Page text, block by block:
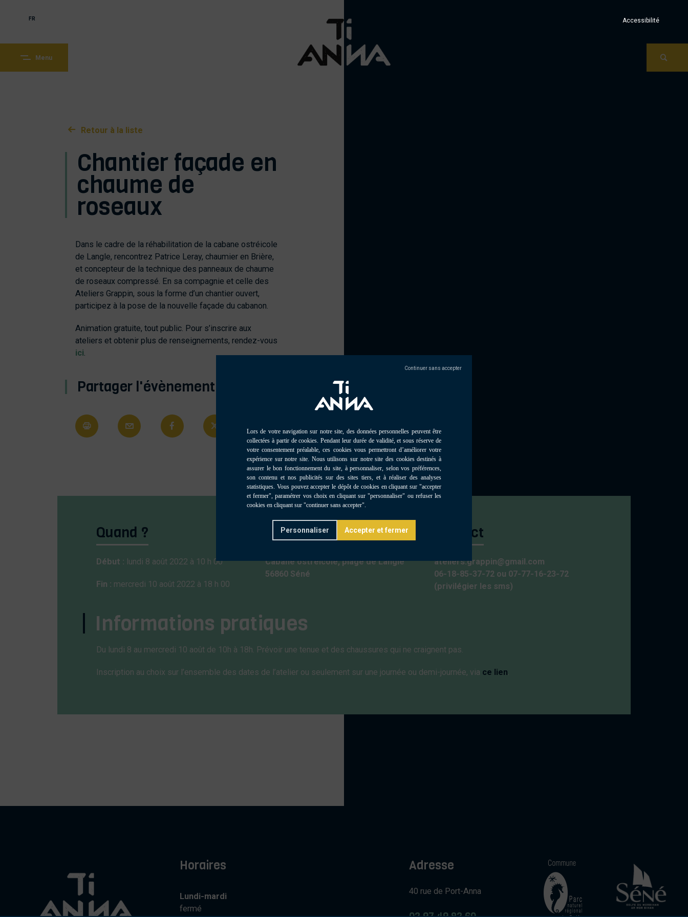
Accessibilité
FR
Menu
Retour à la liste
Chantier façade en
chaume de
roseaux
Dans le cadre de la réhabilitation de la cabane ostréicole
de Langle, rencontrez Patrice Leray, chaumier en Brière,
et concepteur de la technique des panneaux de chaume
de roseaux compressé. En sa compagnie et celle des
Ateliers Grappin, sous la forme d’un chantier ouvert,
participez à la pose de la nouvelle façade du cabanon.
Animation gratuite, tout public. Pour s’inscrire aux
ateliers et obtenir plus de renseignements, rendez-vous
ici
Partager l'évènement
Quand ?
Début : lundi 8 août 2022 à 10 h 00
Fin : mercredi 10 août 2022 à 18 h 00
Où ?
Cabane ostréicole, plage de Langle
56860 Séné
Contact
ateliers.grappin@gmail.com
06-18-85-37-72 ou 07-77-16-23-72
(privilégier les sms)
Informations pratiques
Du lundi 8 au mercredi 10 août de 10h à 18h. Prévoir une tenue et des chaussures qui ne craignent pas.
Inscription au choix sur l’ensemble des dates de l’atelier ou seulement sur une journée ou demi-journée, via ce lien.
Horaires
Lundi-mardi
fermé
Adresse
40 rue de Port-Anna
Personnaliser